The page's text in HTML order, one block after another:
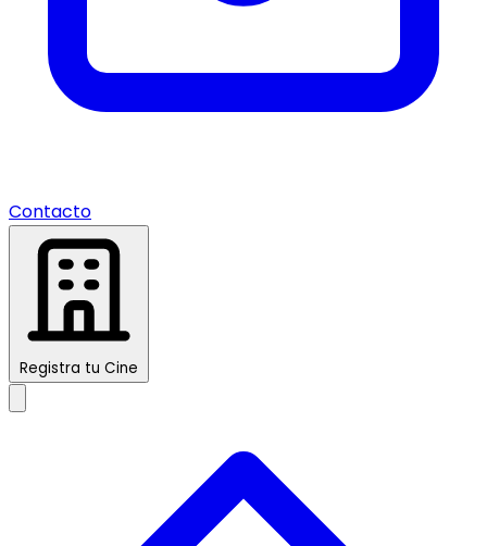
Contacto
Registra tu Cine